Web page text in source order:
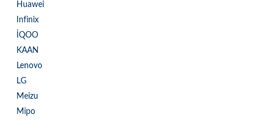
Huawei
Infinix
İQOO
KAAN
Lenovo
LG
Meizu
Mipo